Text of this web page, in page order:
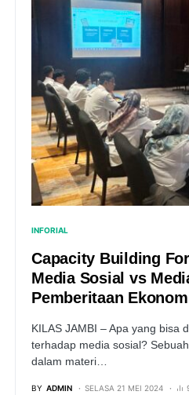
INFORIAL
Capacity Building
Media Sosial vs
Pemberitaan
KILAS JAMBI – Apa yang bisa
terhadap media sosial?
dalam materi…
BY ADMIN SELASA 21 MEI 2024